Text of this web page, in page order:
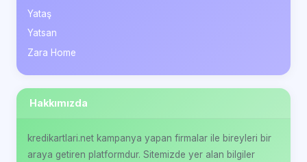
Yataş
Yatsan
Zara Home
Hakkımızda
kredikartlari.net kampanya yapan firmalar ile bireyleri bir
araya getiren platformdur. Sitemizde yer alan bilgiler